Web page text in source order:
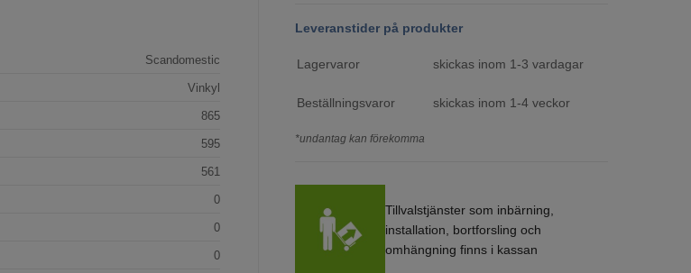
Scandomestic
Vinkyl
865
595
561
0
0
0
Leveranstider på produkter
Lagervaror skickas inom 1-3 vardagar
Beställningsvaror skickas inom 1-4 veckor
*undantag kan förekomma
Tillvalstjänster som inbärning,
installation, bortforsling och
omhängning finns i kassan